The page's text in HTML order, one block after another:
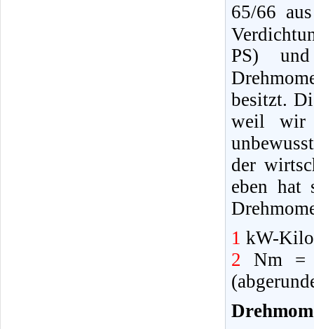
65/66
PS)
besitzt.
weil wir
der
eben hat
1 kW-
2 Nm =